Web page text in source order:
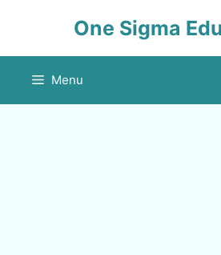
One Sigma
Menu